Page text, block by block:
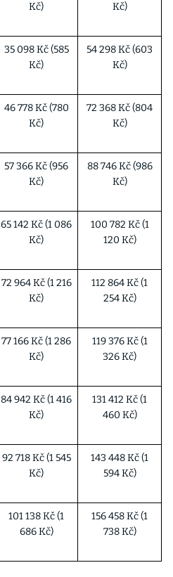
Kč)
Kč)
35 098 Kč (585
Kč)
54 298 Kč (603
Kč)
46 778 Kč (780
Kč)
72 368 Kč (804
Kč)
57 366 Kč (956
Kč)
88 746 Kč (986
Kč)
65 142 Kč (1 086
Kč)
100 782 Kč (1
120 Kč)
72 964 Kč (1 216
Kč)
112 864 Kč (1
254 Kč)
77 166 Kč (1 286
Kč)
119 376 Kč (1
326 Kč)
84 942 Kč (1 416
Kč)
131 412 Kč (1
460 Kč)
92 718 Kč (1 545
Kč)
143 448 Kč (1
594 Kč)
101 138 Kč (1
686 Kč)
156 458 Kč (1
738 Kč)